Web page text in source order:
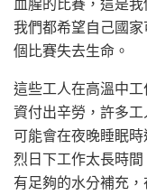
我們都希望自己國
個比賽失去生命。
這些工人在高溫中
資付出辛勞，許多
可能會在夜晚睡眠
烈日下工作太長時
有足夠的水分補充